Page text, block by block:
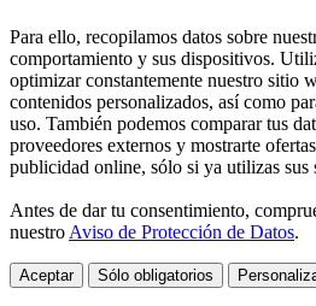
Para ello, recopilamos datos sobre
comportamiento y sus dispositivos.
optimizar constantemente nuestro sitio
contenidos personalizados, así como
uso. También podemos comparar tus
proveedores externos y mostrarte
publicidad online, sólo si ya utilizas sus
Antes de dar tu consentimiento,
nuestro Aviso de Protección de Datos.
Aceptar Sólo obligatorios